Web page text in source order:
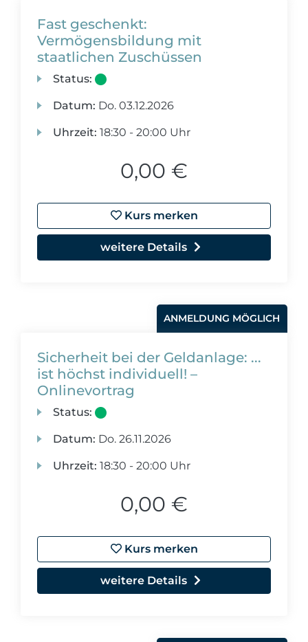
Fast geschenkt:
Vermögensbildung mit
staatlichen Zuschüssen
Status:
Datum: Do. 03.12.2026
Uhrzeit: 18:30 - 20:00 Uhr
0,00 €
Kurs merken
weitere Details
ANMELDUNG MÖGLICH
Sicherheit bei der Geldanlage: ...
ist höchst individuell! –
Onlinevortrag
Status:
Datum: Do. 26.11.2026
Uhrzeit: 18:30 - 20:00 Uhr
0,00 €
Kurs merken
weitere Details